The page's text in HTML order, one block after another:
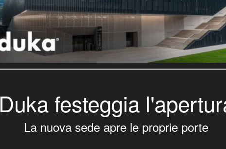
Duka festeggia
La nuova sede apre le proprie porte